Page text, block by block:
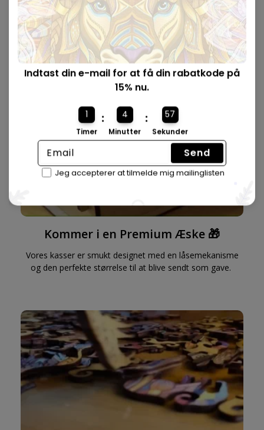
underholde både voksne og børn.
Kommer i en Premium Æske 🎁
Vores kasser er smukt designet med en låsemekanisme
og den perfekte størrelse til at blive sendt som gave.
Indtast din e-mail for at få din rabatkode på
15% nu.
1
Timer
: 4
Minutter
: 56
Sekunder
Send
Jeg accepterer at tilmelde mig mailinglisten